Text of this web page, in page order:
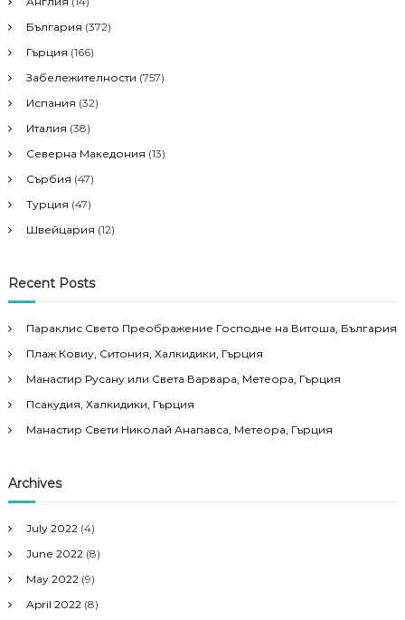
България (372)
Гърция (166)
Забележителности (757)
Испания (32)
Италия (38)
Северна Македония (13)
Сърбия (47)
Турция (47)
Швейцария (12)
Recent Posts
Параклис Свето Преображение Господне на Витоша, България
Плаж Ковиу, Ситония, Халкидики, Гърция
Манастир Русану или Света Варвара, Метеора, Гърция
Псакудия, Халкидики, Гърция
Манастир Свети Николай Анапавса, Метеора, Гърция
Archives
July 2022 (4)
June 2022 (8)
May 2022 (9)
April 2022 (8)